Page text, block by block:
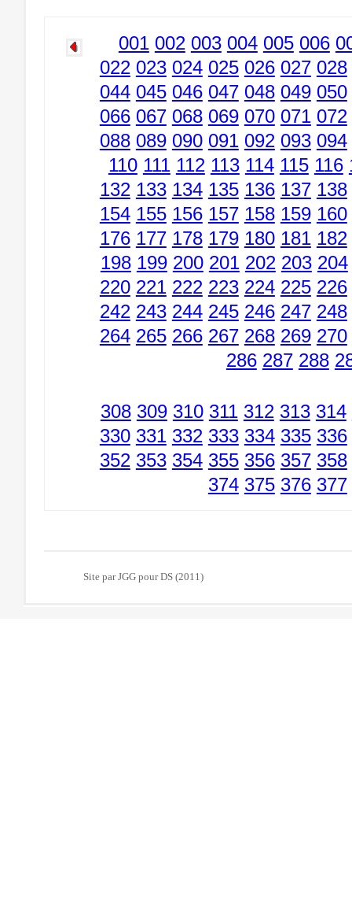
001 002 003 004 005 006
022 023 024 025 026 027 028
044 045 046 047 048 049 050
066 067 068 069 070 071 072
088 089 090 091 092 093 094
110 111 112 113 114 115 116
132 133 134 135 136 137 138
154 155 156 157 158 159 160
176 177 178 179 180 181 182
198 199 200 201 202 203 204
220 221 222 223 224 225 226
242 243 244 245 246 247 248
264 265 266 267 268 269 270
286 287 288
308 309 310 311 312 313 314
330 331 332 333 334 335 336
352 353 354 355 356 357 358
374 375 376 377
Site par JGG pour DS (2011)